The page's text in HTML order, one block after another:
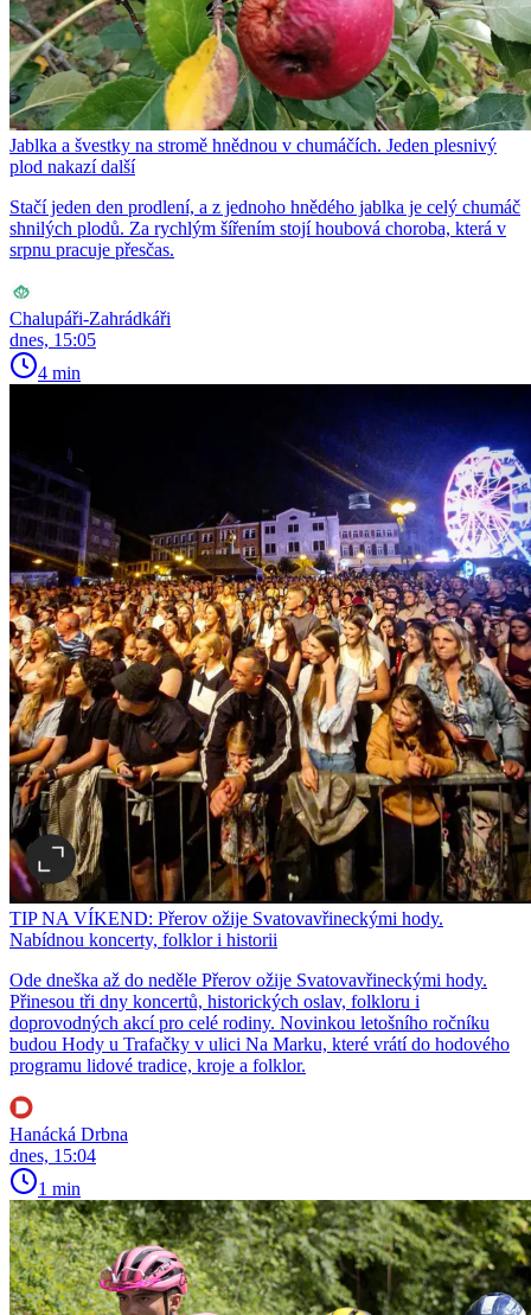
Jablka a švestky na stromě hnědnou v chumáčích. Jeden plesnivý
plod nakazí další
Stačí jeden den prodlení, a z jednoho hnědého jablka je celý chumáč
shnilých plodů. Za rychlým šířením stojí houbová choroba, která v
srpnu pracuje přesčas.
Chalupáři-Zahrádkáři
dnes, 15:05
4 min
TIP NA VÍKEND: Přerov ožije Svatovavřineckými hody.
Nabídnou koncerty, folklor i historii
Ode dneška až do neděle Přerov ožije Svatovavřineckými hody.
Přinesou tři dny koncertů, historických oslav, folkloru i
doprovodných akcí pro celé rodiny. Novinkou letošního ročníku
budou Hody u Trafačky v ulici Na Marku, které vrátí do hodového
programu lidové tradice, kroje a folklor.
Hanácká Drbna
dnes, 15:04
1 min